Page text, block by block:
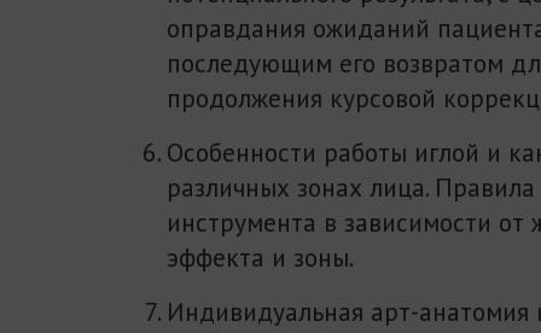
оправдания ожиданий
последующим его возвратом
продолжения курсовой
Особенности работы иглой и
различных зонах лица.
инструмента в зависимости от
эффекта и зоны.
Индивидуальная арт-анатомия